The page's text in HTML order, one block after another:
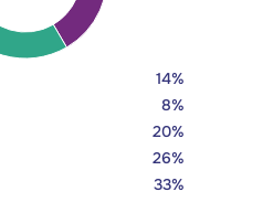
14%
8%
20%
26%
33%